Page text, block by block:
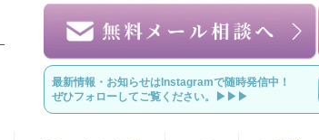
最新情報・お知らせはInstagramで随時発信中！
ぜひフォローしてご覧ください。▶︎▶︎▶︎